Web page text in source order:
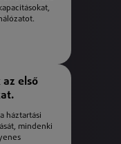
első
háztartási
mindenki